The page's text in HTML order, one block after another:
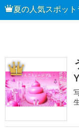
夏の人気スポット
1